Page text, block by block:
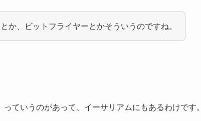
か、ビットフライヤーとかそういうのですね。
っていうのがあって、イーサリアムにもあるわけです。